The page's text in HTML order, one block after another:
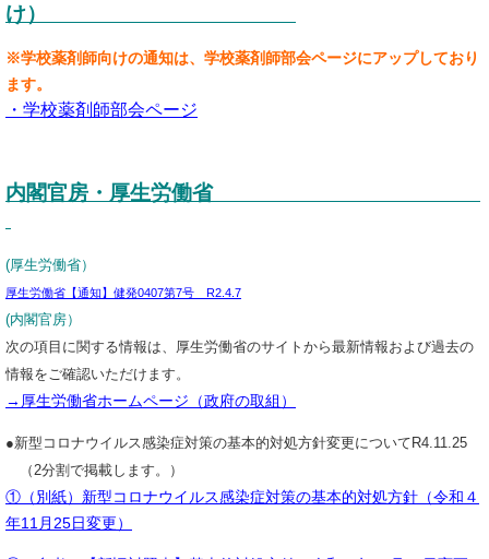
け）
※学校薬剤師向けの通知は、学校薬剤師部会ページにアップしており
ます。
・学校薬剤師部会ページ
内閣官房・厚生労働省
(厚生労働省）
厚生労働省【通知】健発0407第7号 R2.4.7
(内閣官房）
次の項目に関する情報は、厚生労働省のサイトから最新情報および過去の
情報をご確認いただけます。
→厚生労働省ホームページ（政府の取組）
●新型コロナウイルス感染症対策の基本的対処方針変更についてR4.11.25
（2分割で掲載します。）
①（別紙）新型コロナウイルス感染症対策の基本的対処方針（令和４
年11月25日変更）